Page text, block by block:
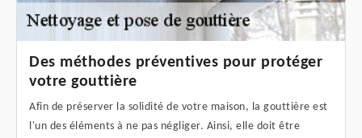
Des méthodes préventives pour protéger
votre gouttière
Afin de préserver la solidité de votre maison, la gouttière est
l'un des éléments à ne pas négliger. Ainsi, elle doit être